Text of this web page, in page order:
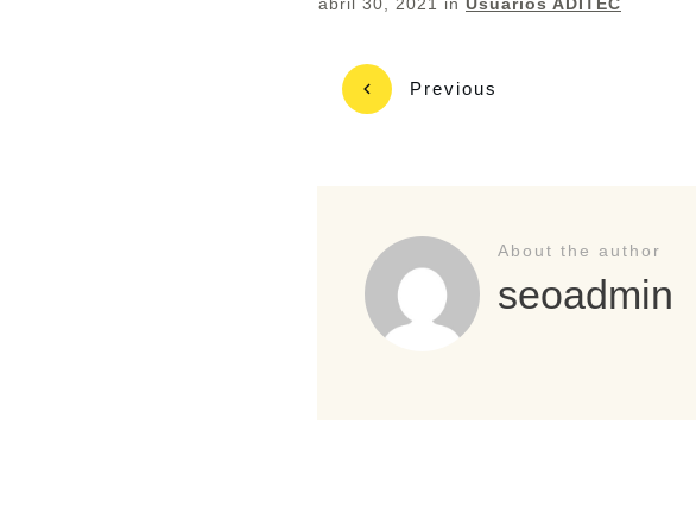
Previous
About the author
seoadmin